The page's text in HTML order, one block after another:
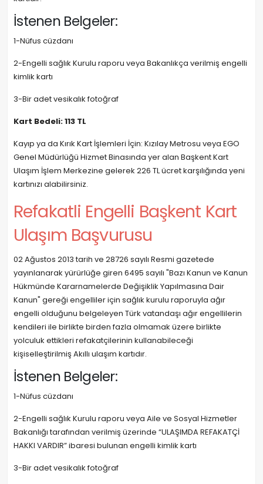
İstenen Belgeler:
1-Nüfus cüzdanı
2-Engelli sağlık Kurulu raporu veya Bakanlıkça verilmiş engelli
kimlik kartı
3-Bir adet vesikalık fotoğraf
Kart Bedeli: 113 TL
Kayıp ya da Kırık Kart İşlemleri İçin: Kızılay Metrosu veya EGO
Genel Müdürlüğü Hizmet Binasında yer alan Başkent Kart
Ulaşım İşlem Merkezine gelerek 226 TL ücret karşılığında yeni
kartınızı alabilirsiniz.
Refakatli Engelli Başkent Kart
Ulaşım Başvurusu
02 Ağustos 2013 tarih ve 28726 sayılı Resmi gazetede
yayınlanarak yürürlüğe giren 6495 sayılı "Bazı Kanun ve Kanun
Hükmünde Kararnamelerde Değişiklik Yapılmasına Dair
Kanun" gereği engelliler için sağlık kurulu raporuyla ağır
engelli olduğunu belgeleyen Türk vatandaşı ağır engellilerin
kendileri ile birlikte birden fazla olmamak üzere birlikte
yolculuk ettikleri refakatçilerinin kullanabileceği
kişiselleştirilmiş Akıllı ulaşım kartıdır.
İstenen Belgeler:
1-Nüfus cüzdanı
2-Engelli sağlık Kurulu raporu veya Aile ve Sosyal Hizmetler
Bakanlığı tarafından verilmiş üzerinde “ULAŞIMDA REFAKATÇİ
HAKKI VARDIR” ibaresi bulunan engelli kimlik kartı
3-Bir adet vesikalık fotoğraf